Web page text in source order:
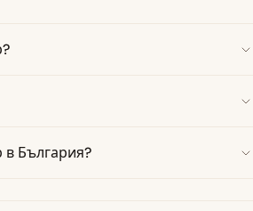
България?